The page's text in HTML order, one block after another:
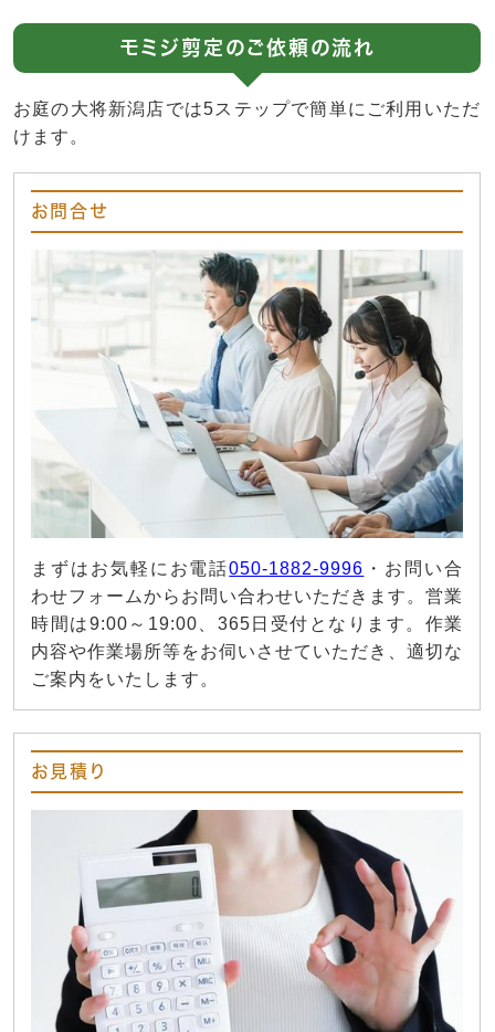
モミジ剪定のご依頼の流れ
お庭の大将新潟店では5ステップで簡単にご利用いただ
けます。
お問合せ
まずはお気軽にお電話050-1882-9996 ・お問い合
わせフォームからお問い合わせいただきます。営業
時間は9:00～19:00、365日受付となります。作業
内容や作業場所等をお伺いさせていただき、適切な
ご案内をいたします。
お見積り